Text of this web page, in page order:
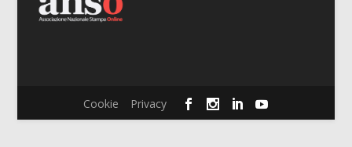
Cookie Privacy